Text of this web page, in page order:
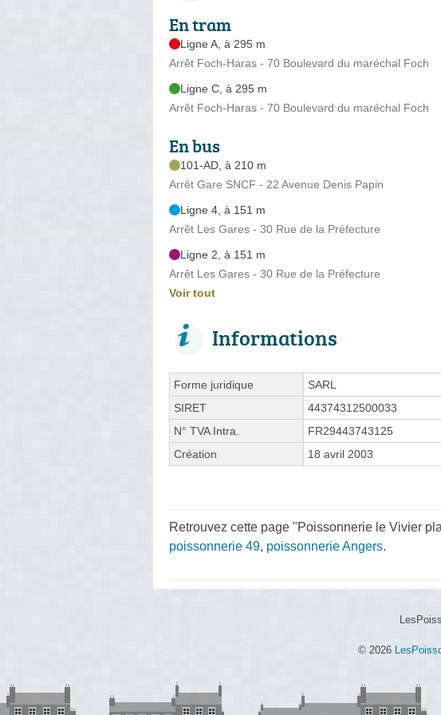
En tram
Ligne A, à 295 m
Arrêt Foch-Haras - 70 Boulevard du maréchal Foch
Ligne C, à 295 m
Arrêt Foch-Haras - 70 Boulevard du maréchal Foch
En bus
101-AD, à 210 m
Arrêt Gare SNCF - 22 Avenue Denis Papin
Ligne 4, à 151 m
Arrêt Les Gares - 30 Rue de la Préfecture
Ligne 2, à 151 m
Arrêt Les Gares - 30 Rue de la Préfecture
Voir tout
Informations
Forme juridique
SARL
SIRET
44374312500033
N° TVA Intra.
FR29443743125
Création
18 avril 2003
Retrouvez cette page "Poissonnerie le Vivier
poissonnerie 49, poissonnerie Angers.
© 2026